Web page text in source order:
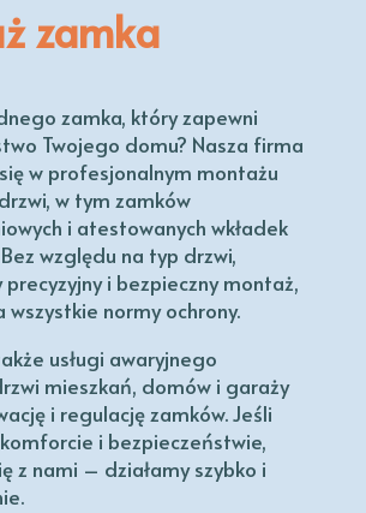
zamka
zamka, który zapewni
Twojego domu? Nasza firma
w profesjonalnym montażu
w tym zamków
i atestowanych wkładek
względu na typ drzwi,
i bezpieczny montaż,
wszystkie normy ochrony.
usługi awaryjnego
mieszkań, domów i garaży
i regulację zamków. Jeśli
i bezpieczeństwie,
z nami – działamy szybko i